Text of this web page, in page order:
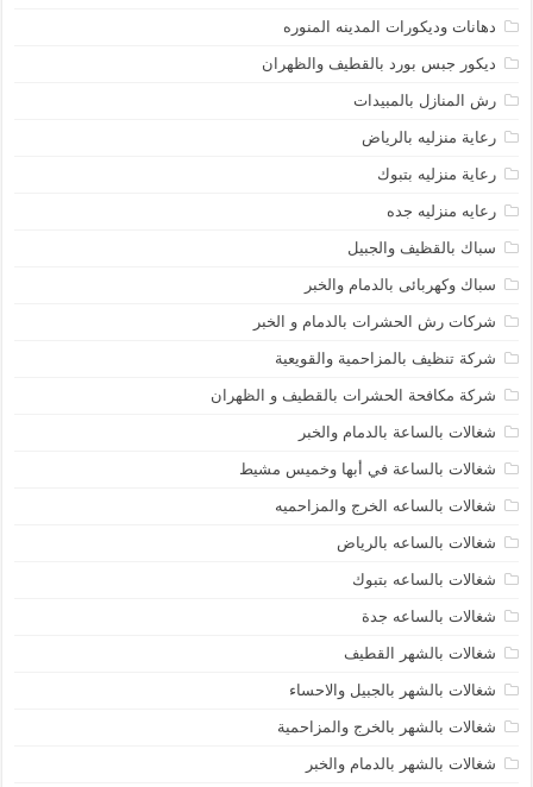
دهانات وديكورات المدينه المنوره
ديكور جبس بورد بالقطيف والظهران
رش المنازل بالمبيدات
رعاية منزليه بالرياض
رعاية منزليه بتبوك
رعايه منزليه جده
سباك بالقظيف والجبيل
سباك وكهربائى بالدمام والخبر
شركات رش الحشرات بالدمام و الخبر
شركة تنظيف بالمزاحمية والقويعية
شركة مكافحة الحشرات بالقطيف و الظهران
شغالات بالساعة بالدمام والخبر
شغالات بالساعة في أبها وخميس مشيط
شغالات بالساعه الخرج والمزاحميه
شغالات بالساعه بالرياض
شغالات بالساعه بتبوك
شغالات بالساعه جدة
شغالات بالشهر القطيف
شغالات بالشهر بالجبيل والاحساء
شغالات بالشهر بالخرج والمزاحمية
شغالات بالشهر بالدمام والخبر